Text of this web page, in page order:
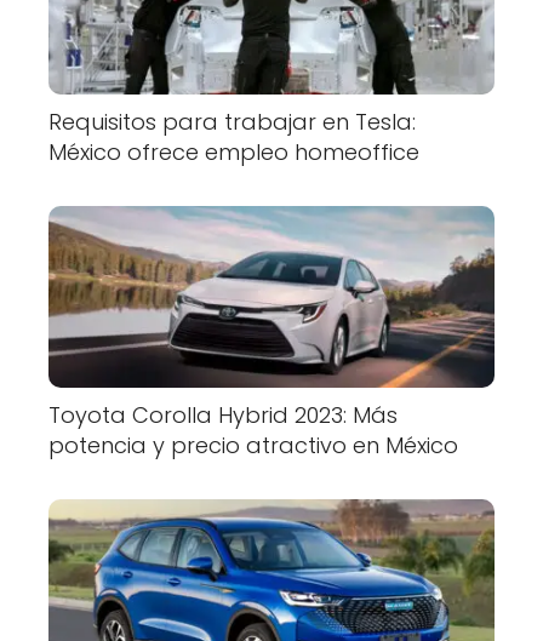
Requisitos para trabajar en Tesla:
México ofrece empleo homeoffice
Toyota Corolla Hybrid 2023: Más
potencia y precio atractivo en México